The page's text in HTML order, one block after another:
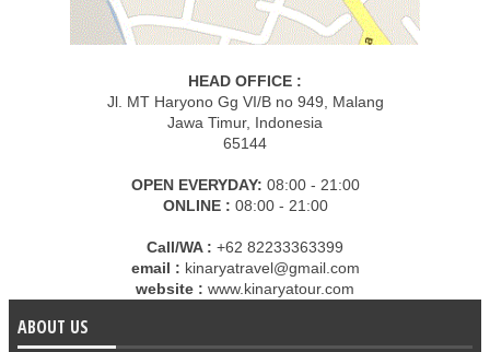
HEAD OFFICE :
Jl. MT Haryono Gg VI/B no 949, Malang
Jawa Timur, Indonesia
65144
OPEN EVERYDAY: 08:00 - 21:00
ONLINE : 08:00 - 21:00
Call/WA : +62 82233363399
email : kinaryatravel@gmail.com
website : www.kinaryatour.com
ABOUT US